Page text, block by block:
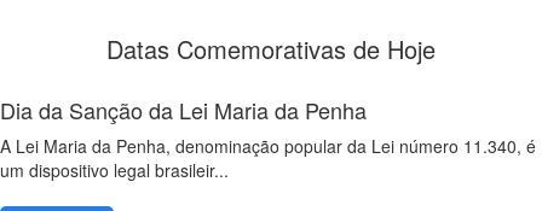
Datas Comemorativas de Hoje
Dia da Sanção da Lei Maria da Penha
A Lei Maria da Penha, denominação popular da Lei número 11.340, é
um dispositivo legal brasileir...